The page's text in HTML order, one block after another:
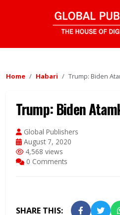
Home Habari Trump: Biden
Trump: Biden
Global Publishers
August 7, 2020
4,568 views
0 Comments
SHARE THIS: